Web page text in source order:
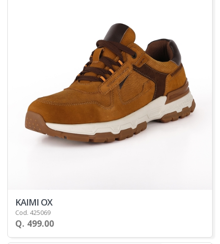
KAIMI OX
Cod. 425069
Q. 499.00